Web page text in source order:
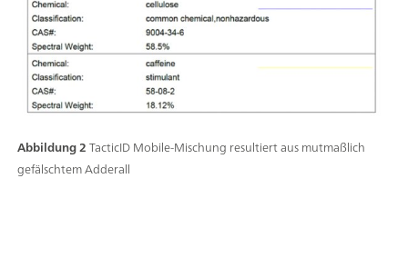
Abbildung 2TacticID Mobile-Mischung resultiert aus mutmaßlich
gefälschtem Adderall